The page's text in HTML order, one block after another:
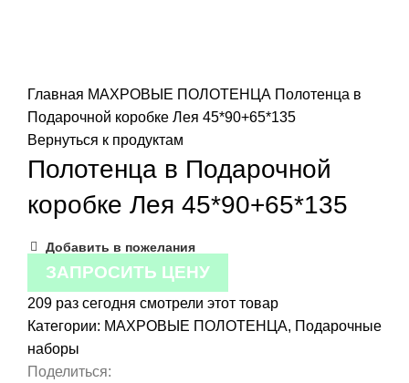
Главная МАХРОВЫЕ ПОЛОТЕНЦА Полотенца в
Подарочной коробке Лея 45*90+65*135
Вернуться к продуктам
Полотенца в Подарочной
коробке Лея 45*90+65*135
Добавить в пожелания
ЗАПРОСИТЬ ЦЕНУ
209 раз сегодня смотрели этот товар
Категории: МАХРОВЫЕ ПОЛОТЕНЦА, Подарочные
наборы
Поделиться: